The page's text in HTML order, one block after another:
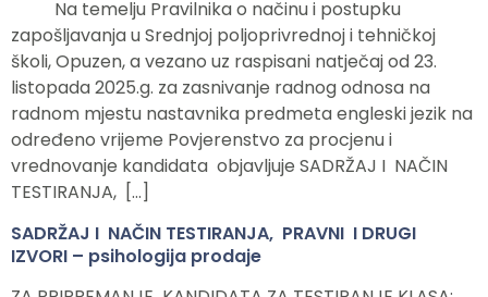
Na temelju Pravilnika o načinu i postupku
zapošljavanja u Srednjoj poljoprivrednoj i tehničkoj
školi, Opuzen, a vezano uz raspisani natječaj od 23.
listopada 2025.g. za zasnivanje radnog odnosa na
radnom mjestu nastavnika predmeta engleski jezik na
određeno vrijeme Povjerenstvo za procjenu i
vrednovanje kandidata objavljuje SADRŽAJ I NAČIN
TESTIRANJA, […]
SADRŽAJ I NAČIN TESTIRANJA, PRAVNI I DRUGI
IZVORI – psihologija prodaje